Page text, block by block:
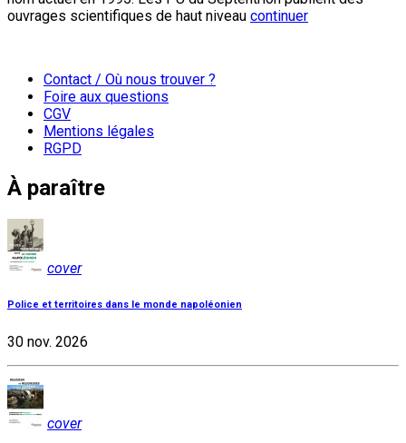
ouvrages scientifiques de haut niveau continuer
Contact / Où nous trouver ?
Foire aux questions
CGV
Mentions légales
RGPD
À paraître
cover
Police et territoires dans le monde napoléonien
30 nov. 2026
cover